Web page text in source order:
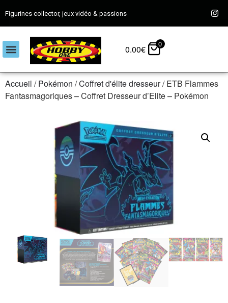
Figurines collector, jeux vidéo & passions
0.00€ 0
Accueil /Pokémon /Coffret d'élite dresseur/ ETB Flammes
Fantasmagoriques – Coffret Dresseur d’Elite – Pokémon